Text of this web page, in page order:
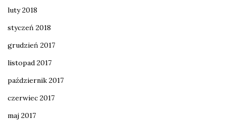
luty 2018
styczeń 2018
grudzień 2017
listopad 2017
październik 2017
czerwiec 2017
maj 2017